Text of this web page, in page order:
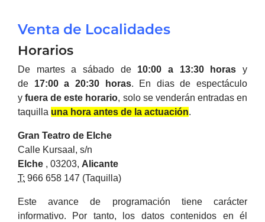
Venta de Localidades
Horarios
De martes a sábado de 10:00 a 13:30 horas y
de 17:00 a 20:30 horas.
En dias de espectáculo
yfuera de este horario, solo se venderán entradas en
taquilla una hora antes de la actuación.
Gran Teatro de Elche
Calle Kursaal, s/n
Elche , 03203, Alicante
T: 966 658 147 (Taquilla)
Este avance de programación tiene carácter
informativo. Por tanto, los datos contenidos en él